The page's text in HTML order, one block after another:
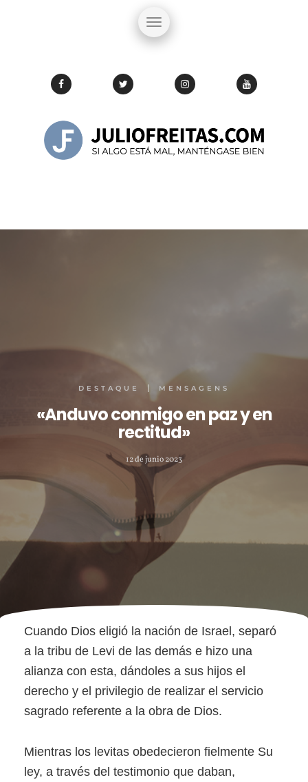
DESTAQUE MENSAGENS
«Anduvo conmigo en paz y en
rectitud»
12 de junio 2023
«Anduvo
conmigo
en
paz
y
en
rectitud»
Cuando Dios eligió la nación de Israel, separó
a la tribu de Levi de las demás e hizo una
alianza con esta, dándoles a sus hijos el
derecho y el privilegio de realizar el servicio
sagrado referente a la obra de Dios.
Mientras los levitas obedecieron fielmente Su
ley, a través del testimonio que daban,